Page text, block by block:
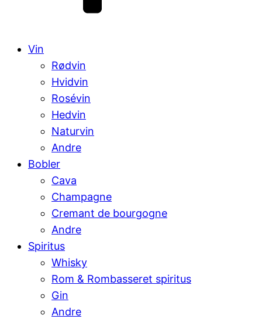
Vin
Rødvin
Hvidvin
Rosévin
Hedvin
Naturvin
Andre
Bobler
Cava
Champagne
Cremant de bourgogne
Andre
Spiritus
Whisky
Rom & Rombasseret spiritus
Gin
Andre